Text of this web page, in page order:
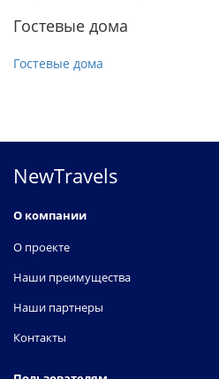
Гостевые дома
Гостевые дома
NewTravels
О компании
О проекте
Наши преимущества
Наши партнеры
Контакты